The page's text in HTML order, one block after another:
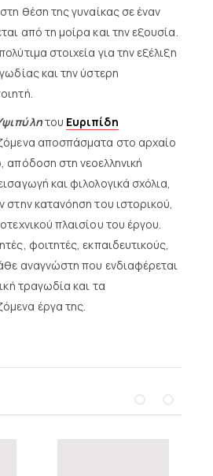
θέση της γυναίκας σε έναν
από τη μοίρα και την εξουσία.
στοιχεία για την εξέλιξη
και την ύστερη
του Ευριπίδη
αποσπάσματα στο αρχαίο
απόδοση στη νεοελληνική
και φιλολογικά σχόλια,
στην κατανόηση του ιστορικού,
πλαισίου του έργου.
φοιτητές, εκπαιδευτικούς,
αναγνώστη που ενδιαφέρεται
τραγωδία και τα
έργα της.